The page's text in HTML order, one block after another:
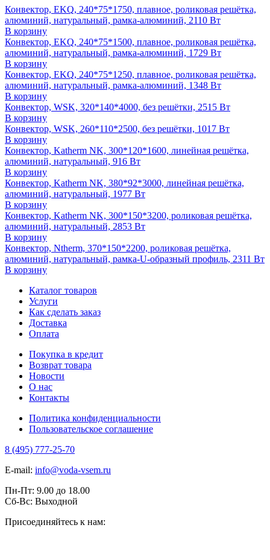
Конвектор, EKQ, 240*75*1750, плавное, роликовая решётка,
алюминий, натуральный, рамка-алюминий, 2110 Вт
В корзину
Конвектор, EKQ, 240*75*1500, плавное, роликовая решётка,
алюминий, натуральный, рамка-алюминий, 1729 Вт
В корзину
Конвектор, EKQ, 240*75*1250, плавное, роликовая решётка,
алюминий, натуральный, рамка-алюминий, 1348 Вт
В корзину
Конвектор, WSK, 320*140*4000, без решётки, 2515 Вт
В корзину
Конвектор, WSK, 260*110*2500, без решётки, 1017 Вт
В корзину
Конвектор, Katherm NK, 300*120*1600, линейная решётка,
алюминий, натуральный, 916 Вт
В корзину
Конвектор, Katherm NK, 380*92*3000, линейная решётка,
алюминий, натуральный, 1977 Вт
В корзину
Конвектор, Katherm NK, 300*150*3200, роликовая решётка,
алюминий, натуральный, 2853 Вт
В корзину
Конвектор, Ntherm, 370*150*2200, роликовая решётка,
алюминий, натуральный, рамка-U-образный профиль, 2311 Вт
В корзину
Каталог товаров
Услуги
Как сделать заказ
Доставка
Оплата
Покупка в кредит
Возврат товара
Новости
О нас
Контакты
Политика конфиденциальности
Пользовательское соглашение
8 (495) 777-25-70
E-mail: info@voda-vsem.ru
Пн-Пт: 9.00 до 18.00
Сб-Вс: Выходной
Присоединяйтесь к нам: